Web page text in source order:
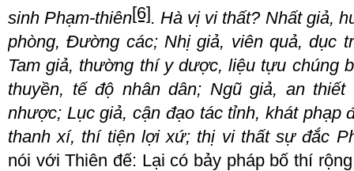
sinh Phạm-thiên[6]. Hà vị vi thất? Nhất giả,
phòng, Đường các; Nhị giả, viên quả, dục
Tam giả, thường thí y dược, liệu tựu chúng
thuyền, tế độ nhân dân; Ngũ giả, an
nhược; Lục giả, cận đạo tác tỉnh, khát phạp
thanh xí, thí tiện lợi xứ; thị vi thất sự đắc
nói với Thiên đế: Lại có bảy pháp bố thí